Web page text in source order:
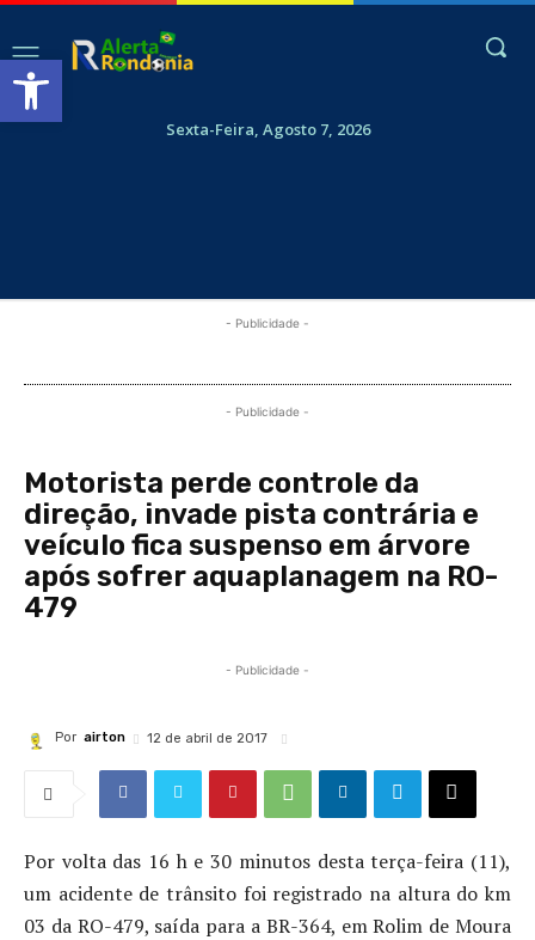
Abrir a barra de ferramentas
Sexta-Feira, Agosto 7, 2026
- Publicidade -
- Publicidade -
Motorista perde controle da
direção, invade pista contrária e
veículo fica suspenso em árvore
após sofrer aquaplanagem na RO-
479
- Publicidade -
Por airton 12 de abril de 2017
Por volta das 16 h e 30 minutos desta terça-feira (11),
um acidente de trânsito foi registrado na altura do km
03 da RO-479, saída para a BR-364, em Rolim de Moura